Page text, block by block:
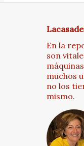
En la
son
muchos
no los
mismo.